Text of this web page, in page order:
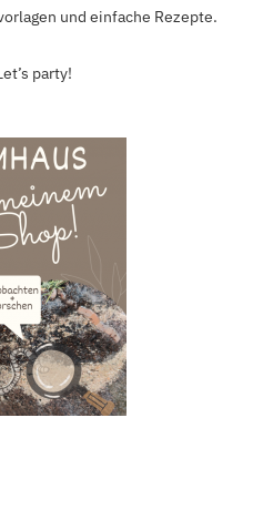
und einfache Rezepte.
party!